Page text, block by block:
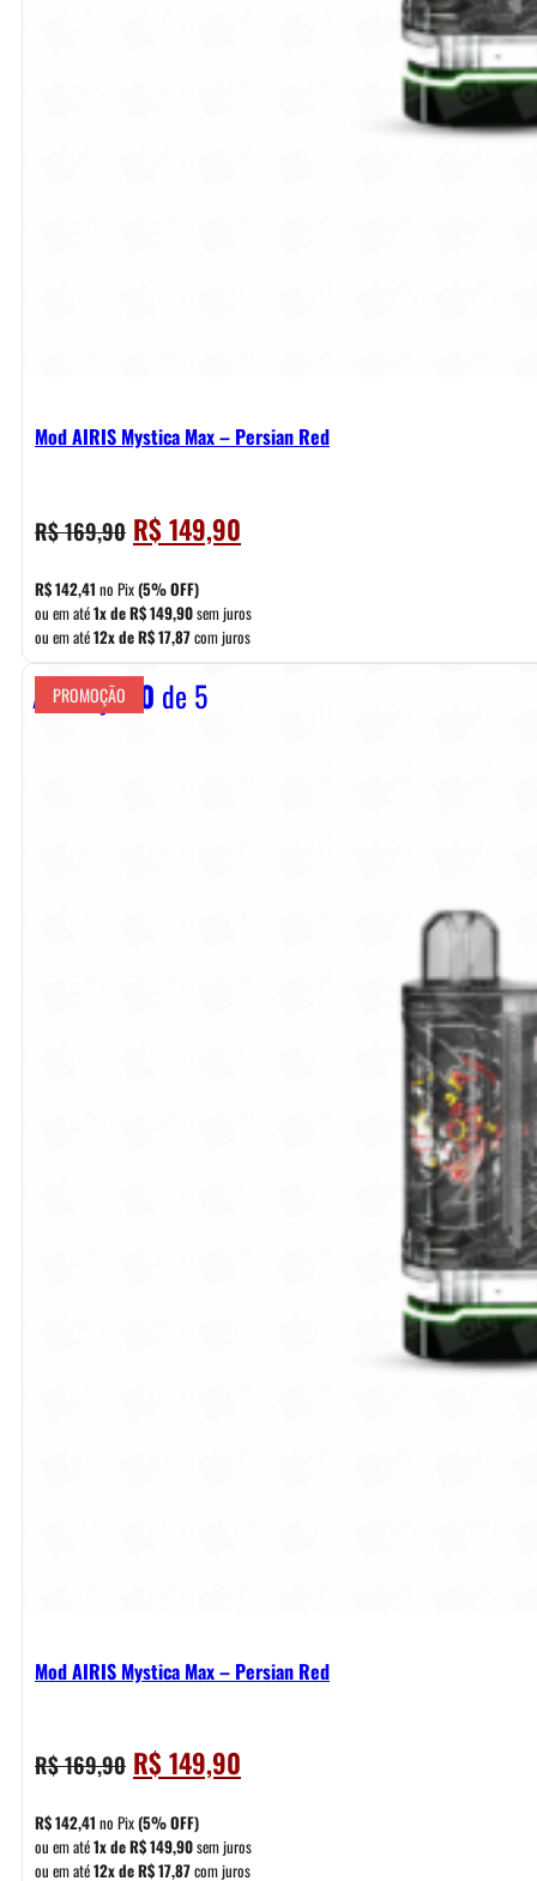
Mod AIRIS Mystica Max – Persian Red
R$169,90 O
preço
original
era:
R$ 169,90.
R$149,90
preço
é:
R$ 149,90.
R$142,41 no Pix(5% OFF)
ou em até1x deR$149,90sem juros
ou em até12x deR$17,87com juros
Avaliação 0 de 5
PROMOÇÃO
Mod AIRIS Mystica Max – Persian Red
R$169,90 O
preço
original
era:
R$149,90
preço
é:
R$142,41 no Pix(5% OFF)
ou em até1x deR$149,90sem juros
ou em até12x deR$17,87com juros